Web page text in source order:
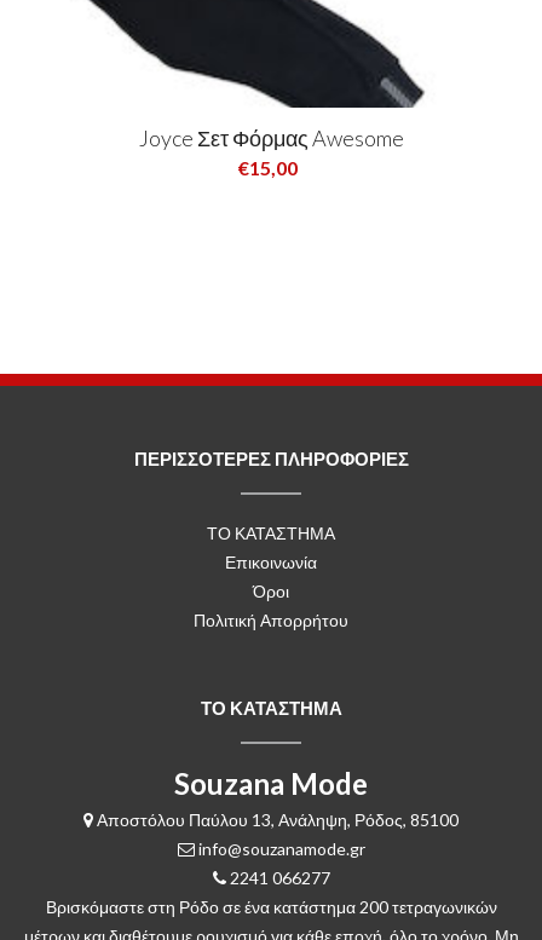
Joyce Σετ Φόρμας Awesome
€15,00
ΠΕΡΙΣΣΟΤΕΡΕΣ ΠΛΗΡΟΦΟΡΙΕΣ
ΤΟ ΚΑΤΑΣΤΗΜΑ
Επικοινωνία
Όροι
Πολιτική Απορρήτου
ΤΟ ΚΑΤΑΣΤΗΜΑ
Souzana Mode
Αποστόλου Παύλου 13, Ανάληψη, Ρόδος, 85100
info@souzanamode.gr
2241 066277
Βρισκόμαστε στη Ρόδο σε ένα κατάστημα 200 τετραγωνικών
μέτρων και διαθέτουμε ρουχισμό για κάθε εποχή, όλο το χρόνο. Μη